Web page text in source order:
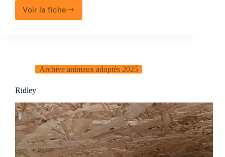
Voir la fiche
Risotto
Archive animaux adoptés 2025
Ridley